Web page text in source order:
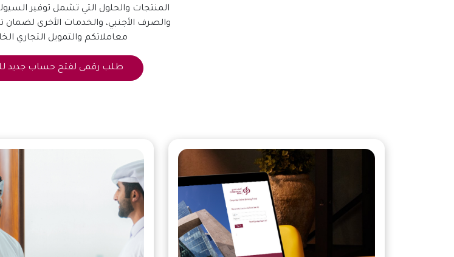
المنتجات والحلول التي تشمل توفير
والصرف الأجنبي، والخدمات الأخرى لضمان
معاملاتكم والتمويل التجاري
طلب رقمى لفتح حساب جديد